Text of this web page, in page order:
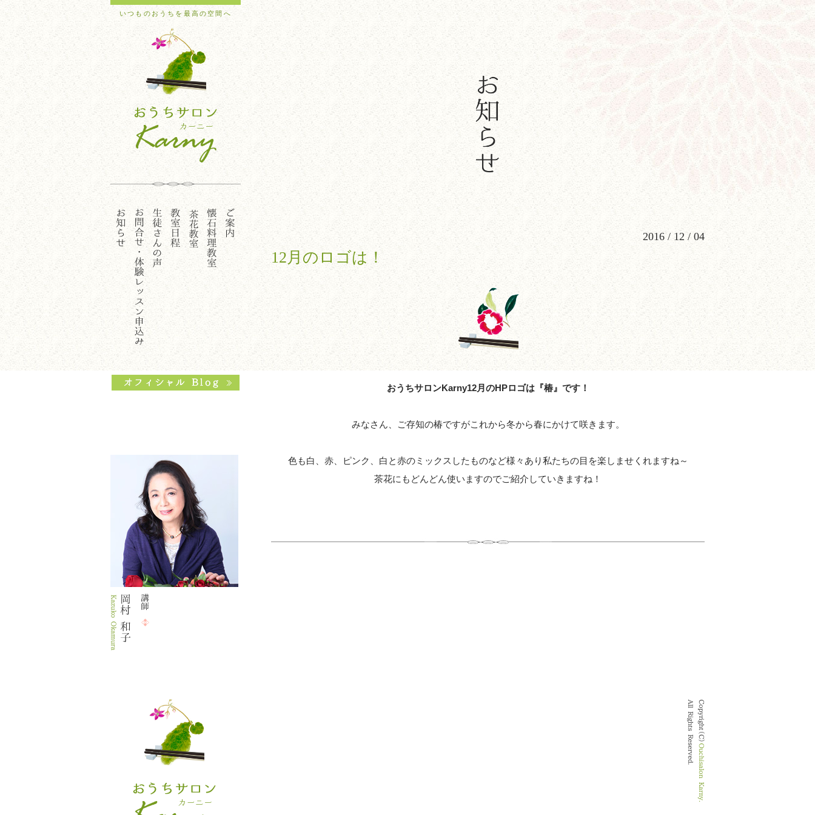
いつものおうちを最高の空間へ
2016 / 12 / 04
12月のロゴは！
おうちサロンKarny12月のHPロゴは『椿』です！
みなさん、ご存知の椿ですがこれから冬から春にかけて咲きます。
色も白、赤、ピンク、白と赤のミックスしたものなど様々あり私たちの目を楽しませくれますね～
茶花にもどんどん使いますのでご紹介していきますね！